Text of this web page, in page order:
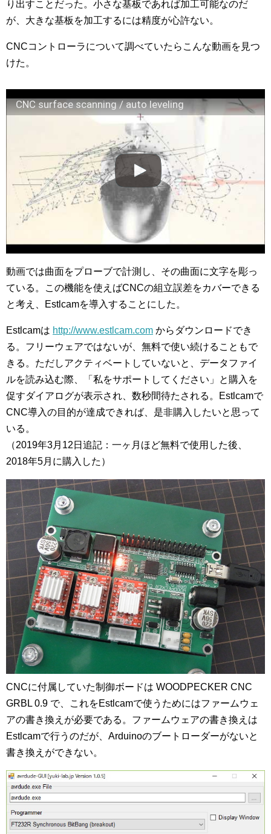
り出すことだった。小さな基板であれば加工可能なのだ
が、大きな基板を加工するには精度が心許ない。
CNCコントローラについて調べていたらこんな動画を見つ
けた。
CNC surface scanning / auto leveling
動画では曲面をプローブで計測し、その曲面に文字を彫っ
ている。この機能を使えばCNCの組立誤差をカバーできる
と考え、Estlcamを導入することにした。
Estlcamは http://www.estlcam.com からダウンロードでき
る。フリーウェアではないが、無料で使い続けることもで
きる。ただしアクティベートしていないと、データファイ
ルを読み込む際、「私をサポートしてください」と購入を
促すダイアログが表示され、数秒間待たされる。Estlcamで
CNC導入の目的が達成できれば、是非購入したいと思って
いる。
（2019年3月12日追記：一ヶ月ほど無料で使用した後、
2018年5月に購入した）
CNCに付属していた制御ボードは WOODPECKER CNC
GRBL 0.9 で、これをEstlcamで使うためにはファームウェ
アの書き換えが必要である。ファームウェアの書き換えは
Estlcamで行うのだが、Arduinoのブートローダーがないと
書き換えができない。